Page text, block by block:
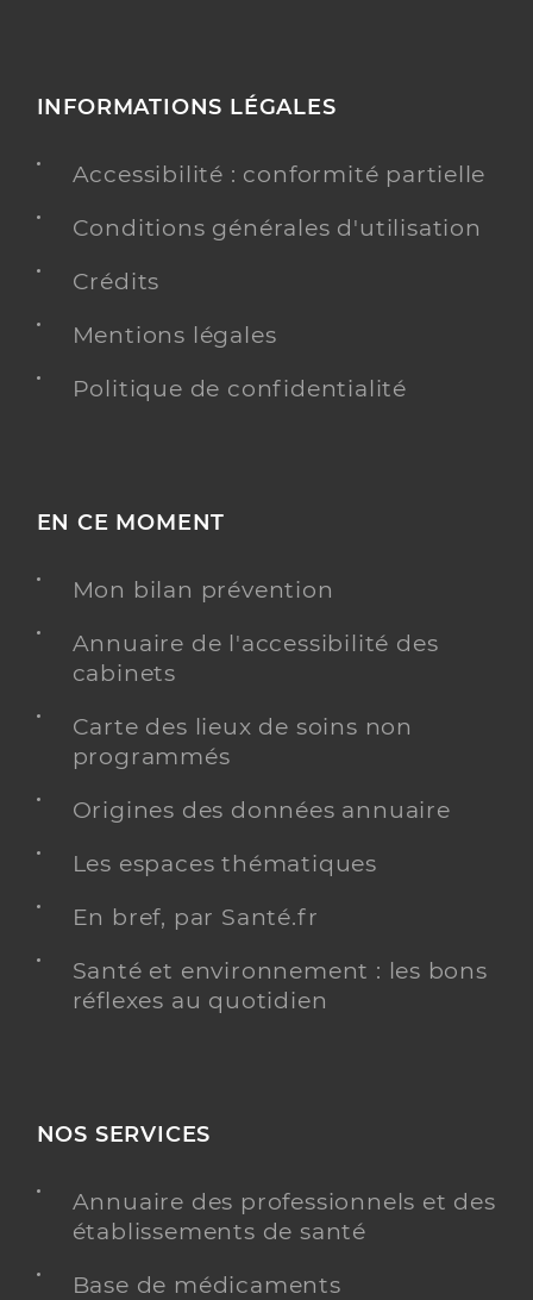
INFORMATIONS LÉGALES
Accessibilité : conformité partielle
Conditions générales d'utilisation
Crédits
Mentions légales
Politique de confidentialité
EN CE MOMENT
Mon bilan prévention
Annuaire de l'accessibilité des
cabinets
Carte des lieux de soins non
programmés
Origines des données annuaire
Les espaces thématiques
En bref, par Santé.fr
Santé et environnement : les bons
réflexes au quotidien
NOS SERVICES
Annuaire des professionnels et des
établissements de santé
Base de médicaments